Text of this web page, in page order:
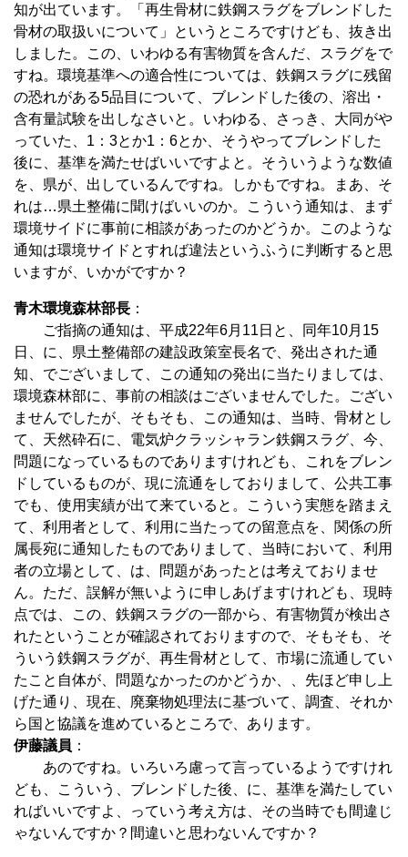
知が出ています。「再生骨材に鉄鋼スラグをブレンドした
骨材の取扱いについて」というところですけども、抜き出
しました。この、いわゆる有害物質を含んだ、スラグをで
すね。環境基準への適合性については、鉄鋼スラグに残留
の恐れがある5品目について、ブレンドした後の、溶出・
含有量試験を出しなさいと。いわゆる、さっき、大同がや
っていた、1：3とか1：6とか、そうやってブレンドした
後に、基準を満たせばいいですよと。そういうような数値
を、県が、出しているんですね。しかもですね。まあ、そ
れは…県土整備に聞けばいいのか。こういう通知は、まず
環境サイドに事前に相談があったのかどうか。このような
通知は環境サイドとすれば違法というふうに判断すると思
いますが、いかがですか？
青木環境森林部長 ：
ご指摘の通知は、平成22年6月11日と、同年10月15
日、に、県土整備部の建設政策室長名で、発出された通
知、でございまして、この通知の発出に当たりましては、
環境森林部に、事前の相談はございませんでした。ござい
ませんでしたが、そもそも、この通知は、当時、骨材とし
て、天然砕石に、電気炉クラッシャラン鉄鋼スラグ、今、
問題になっているものでありますけれども、これをブレン
ドしているものが、現に流通をしておりまして、公共工事
でも、使用実績が出て来ていると。こういう実態を踏まえ
て、利用者として、利用に当たっての留意点を、関係の所
属長宛に通知したものでありまして、当時において、利用
者の立場として、は、問題があったとは考えておりませ
ん。ただ、誤解が無いように申しあげますけれども、現時
点では、この、鉄鋼スラグの一部から、有害物質が検出さ
れたということが確認されておりますので、そもそも、そ
ういう鉄鋼スラグが、再生骨材として、市場に流通してい
たこと自体が、問題なかったのかどうか、、先ほど申し上
げた通り、現在、廃棄物処理法に基づいて、調査、それか
ら国と協議を進めているところで、あります。
伊藤議員 ：
あのですね。いろいろ慮って言っているようですけれ
ども、こういう、ブレンドした後、に、基準を満たしてい
ればいいですよ、っていう考え方は、その当時でも間違じ
ゃないんですか？間違いと思わないんですか？